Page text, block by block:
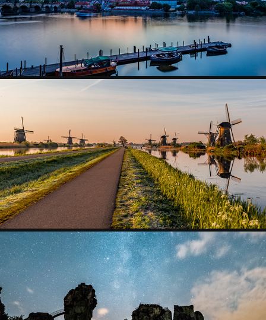
2022
KINDERDIJK
2017
EXTERNSTEINE
2017